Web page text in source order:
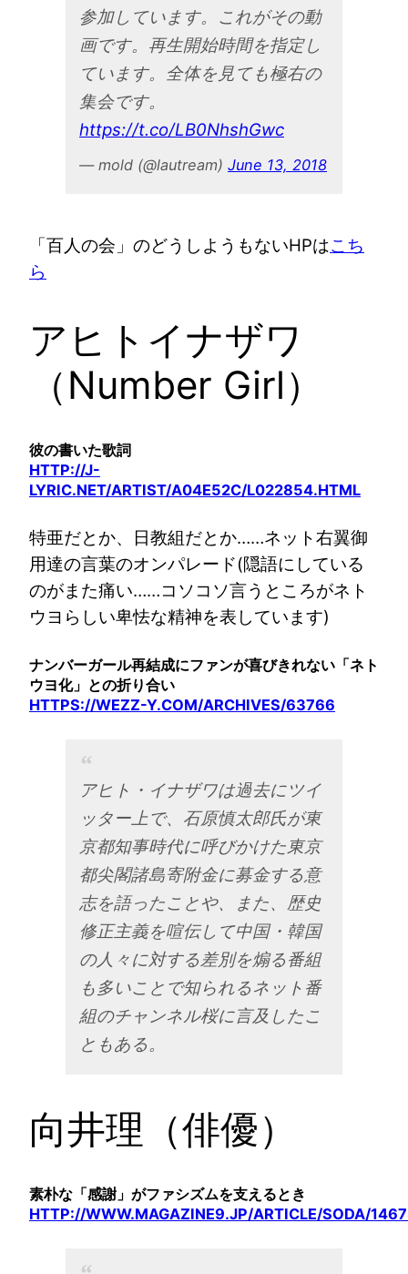
参加しています。これがその動
画です。再生開始時間を指定し
ています。全体を見ても極右の
集会です。
https://t.co/LB0NhshGwc
— mold (@lautream) June 13, 2018
「百人の会」のどうしようもないHPはこち
ら
アヒトイナザワ
（Number Girl）
彼の書いた歌詞
HTTP://J-
LYRIC.NET/ARTIST/A04E52C/L022854.HTML
特亜だとか、日教組だとか……ネット右翼御
用達の言葉のオンパレード(隠語にしている
のがまた痛い……コソコソ言うところがネト
ウヨらしい卑怯な精神を表しています)
ナンバーガール再結成にファンが喜びきれない「ネト
ウヨ化」との折り合い
HTTPS://WEZZ-Y.COM/ARCHIVES/63766
アヒト・イナザワは過去にツイ
ッター上で、石原慎太郎氏が東
京都知事時代に呼びかけた東京
都尖閣諸島寄附金に募金する意
志を語ったことや、また、歴史
修正主義を喧伝して中国・韓国
の人々に対する差別を煽る番組
も多いことで知られるネット番
組のチャンネル桜に言及したこ
ともある。
向井理（俳優）
素朴な「感謝」がファシズムを支えるとき
HTTP://WWW.MAGAZINE9.JP/ARTICLE/SODA/